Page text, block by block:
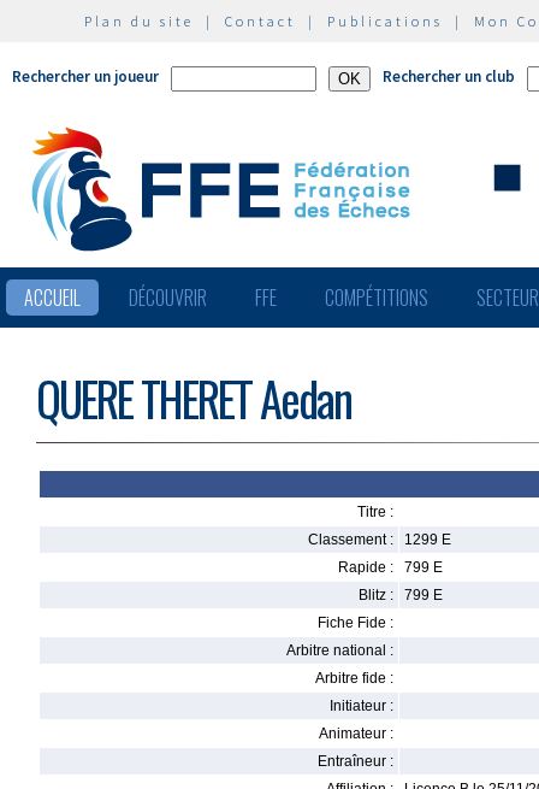
Plan du site | Contact | Publications | Mon
Rechercher un joueur Rechercher un club
ACCUEIL DÉCOUVRIR FFE COMPÉTITIONS
QUERE THERET Aedan
Titre :
Classement :
1299 E
Rapide :
799 E
Blitz :
799 E
Fiche Fide :
Arbitre national :
Arbitre fide :
Initiateur :
Animateur :
Entraîneur :